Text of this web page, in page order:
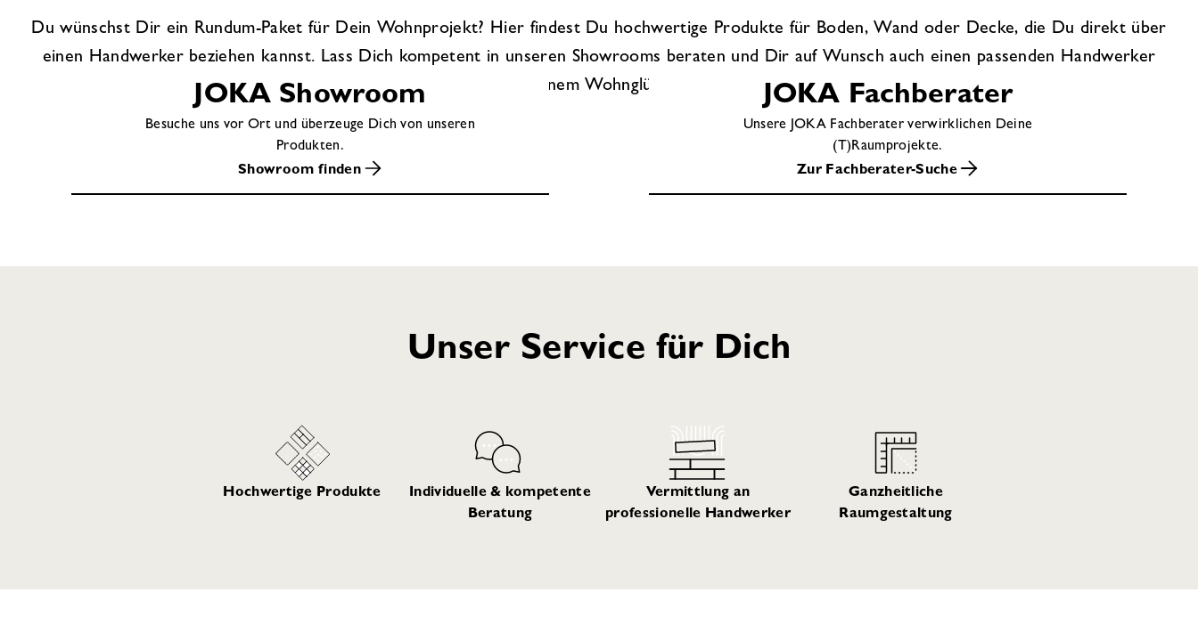
Du wünschst Dir ein Rundum-Paket für Dein Wohnprojekt? Hier findest Du hochwertige Produkte für Boden, Wand oder Decke, die Du direkt über
einen Handwerker beziehen kannst. Lass Dich kompetent in unseren Showrooms beraten und Dir auf Wunsch auch einen passenden Handwerker
vermitteln. So steht Deinem Wohnglück nichts mehr im Weg!
JOKA Showroom
Besuche uns vor Ort und überzeuge Dich von unseren
Produkten.
Showroom finden
JOKA Fachberater
Unsere JOKA Fachberater verwirklichen Deine
(T)Raumprojekte.
Zur Fachberater-Suche
Unser Service für Dich
Hochwertige Produkte
Individuelle & kompetente
Beratung
Vermittlung an
professionelle Handwerker
Ganzheitliche
Raumgestaltung